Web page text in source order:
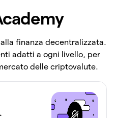
finanza decentralizzata.
adatti a ogni livello, per
delle criptovalute.